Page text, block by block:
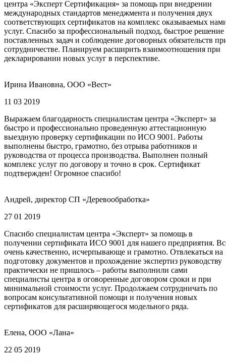
центра «Эксперт Сертификация» за помощь при внедрении
международных стандартов менеджмента и получения двух
соответствующих сертификатов на комплекс оказываемых
услуг. Спасибо за профессиональный подход, быстрое решение
поставленных задач и соблюдение договорных обязательств
сотрудничестве. Планируем расширить взаимоотношения при
декларировании новых услуг в перспективе.
Ирина Ивановна, ООО «Вест»
11 03 2019
Выражаем благодарность специалистам центра «Эксперт» за
быстро и профессионально проведенную аттестационную
выездную проверку сертификации по ИСО 9001. Работы
выполнены быстро, грамотно, без отрыва работников и
руководства от процесса производства. Выполнен полный
комплекс услуг по договору и точно в срок. Сертификат
подтвержден! Огромное спасибо!
Андрей, директор СП «Деревообработка»
27 01 2019
Спасибо специалистам центра «Эксперт» за помощь в
получении сертификата ИСО 9001 для нашего предприятия.
очень качественно, исчерпывающе и грамотно. Отвлекаться на
подготовку документов и прохождение экспертиз руководству
практически не пришлось – работы выполнили сами
специалисты центра в оговоренные договором сроки и при
минимальной стоимости услуг. Продолжаем сотрудничать по
вопросам консультативной помощи и получения новых
сертификатов для расширяющегося модельного ряда.
Елена, ООО «Лана»
22 05 2019